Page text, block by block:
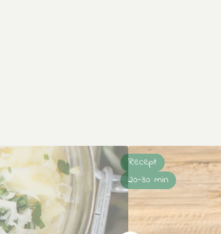
Recept
20-30 min